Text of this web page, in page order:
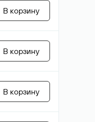
В корзину
В корзину
В корзину